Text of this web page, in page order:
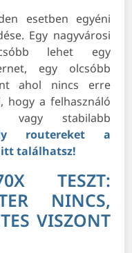
esetben egyéni
Egy nagyvárosi
lehet egy
egy olcsóbb
ahol nincs erre
hogy a felhasználó
vagy stabilabb
routereket a
találhatsz!
TESZT:
NINCS,
VISZONT